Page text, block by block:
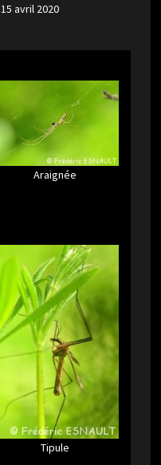
15 avril 2020
Araignée
Tipule